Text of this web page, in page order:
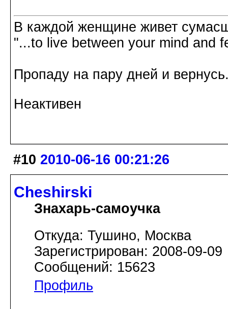
В каждой женщине живет
"...to live between your mind and
Пропаду на пару дней и
Неактивен
#10 2010-06-16 00:21:26
Cheshirski
Знахарь-самоучка
Откуда: Тушино, Москва
Зарегистрирован: 2008-09-09
Сообщений: 15623
Профиль